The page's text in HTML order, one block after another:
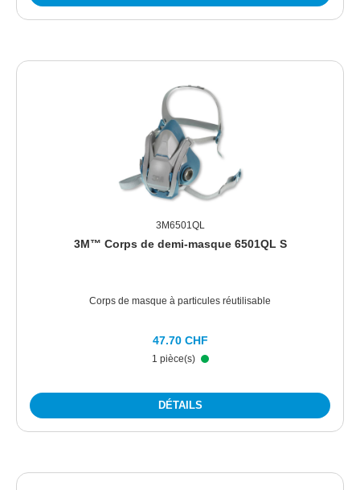
3M6501QL
3M™ Corps de demi-masque 6501QL S
Corps de masque à particules réutilisable
1 pièce(s)
47.70 CHF
DÉTAILS